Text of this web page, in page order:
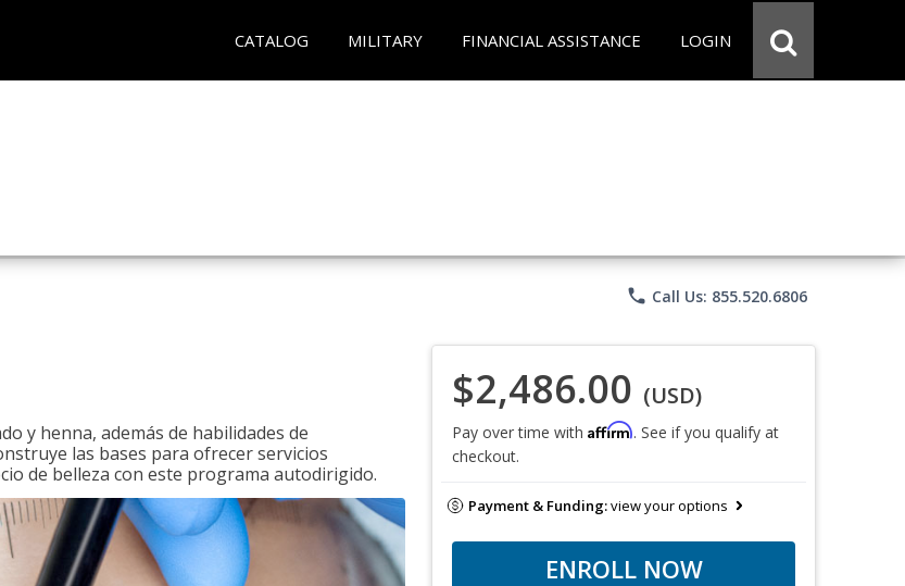
CATALOG MILITARY FINANCIAL ASSISTANCE LOGIN
phone Call Us: 855.520.6806
y henna, además de habilidades de
las bases para ofrecer servicios
de belleza con este programa autodirigido.
$2,486.00 (USD)
Pay over time with Affirm. See if you qualify at
checkout.
Payment & Funding:view your options
ENROLL NOW